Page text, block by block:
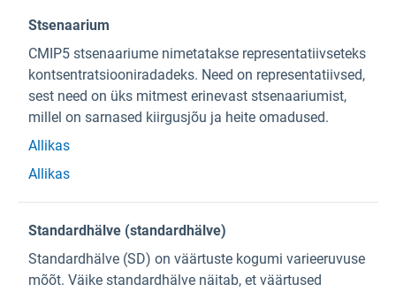
Stsenaarium
CMIP5 stsenaariume nimetatakse representatiivseteks
kontsentratsiooniradadeks. Need on representatiivsed,
sest need on üks mitmest erinevast stsenaariumist,
millel on sarnased kiirgusjõu ja heite omadused.
Allikas
Allikas
Standardhälve (standardhälve)
Standardhälve (SD) on väärtuste kogumi varieeruvuse
mõõt. Väike standardhälve näitab, et väärtused